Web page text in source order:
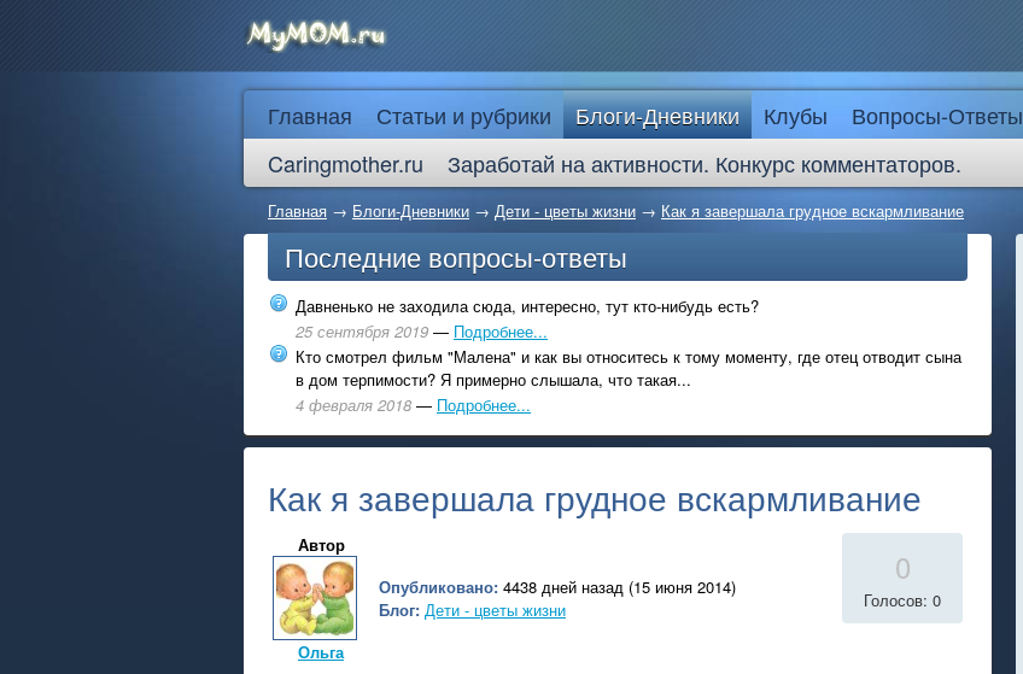
Главная Статьи и рубрики Блоги-Дневники Клубы Вопросы-Ответы
Caringmother.ru
Заработай на активности. Конкурс комментаторов.
Главная → Блоги-Дневники → Дети - цветы жизни → Как я завершала грудное вскармливание
Последние вопросы-ответы
Давненько не заходила сюда, интересно, тут кто-нибудь есть?
25 сентября 2019 — Подробнее...
Кто смотрел фильм "Малена" и как вы относитесь к тому моменту, где отец отводит сына
в дом терпимости? Я примерно слышала, что такая...
4 февраля 2018 — Подробнее...
Как я завершала грудное вскармливание
Автор
Ольга
Опубликовано: 4438 дней назад (15 июня 2014)
Блог: Дети - цветы жизни
0
Голосов: 0